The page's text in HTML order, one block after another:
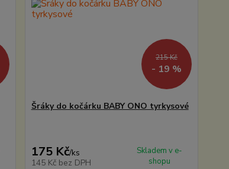
215 Kč
- 19 %
Šráky do kočárku BABY ONO tyrkysové
175 Kč/ks
145 Kč bez DPH
Skladem v e-
shopu